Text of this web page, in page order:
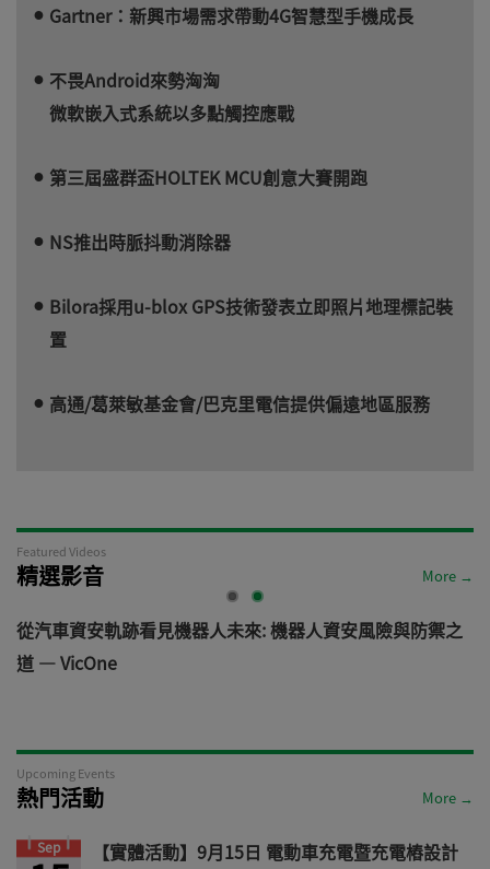
Gartner：新興市場需求帶動4G智慧型手機成長
不畏Android來勢洶洶
微軟嵌入式系統以多點觸控應戰
第三屆盛群盃HOLTEK MCU創意大賽開跑
NS推出時脈抖動消除器
Bilora採用u-blox GPS技術發表立即照片地理標記裝
置
高通/葛萊敏基金會/巴克里電信提供偏遠地區服務
Featured Videos
精選影音 More →
從汽車資安軌跡看見機器人未來: 機器人資安風險與防禦之
道 — VicOne
Upcoming Events
熱門活動 More →
Sep
【實體活動】9月15日 電動車充電暨充電樁設計